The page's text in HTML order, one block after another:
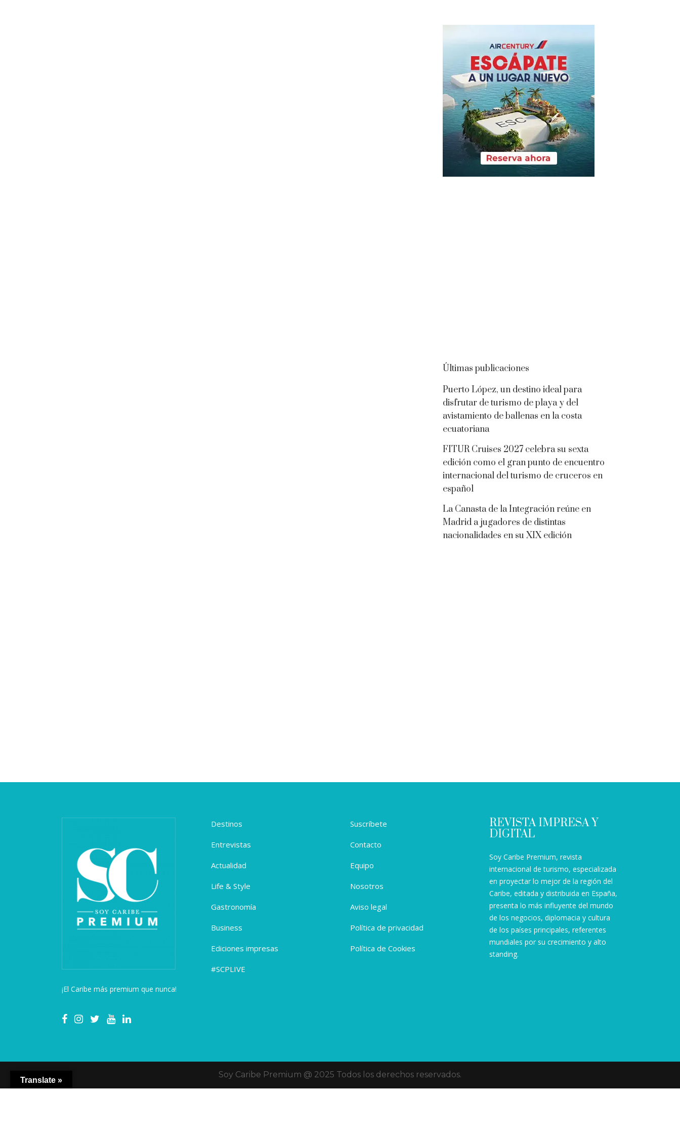
Últimas publicaciones
Puerto López, un destino ideal para
disfrutar de turismo de playa y del
avistamiento de ballenas en la costa
ecuatoriana
FITUR Cruises 2027 celebra su sexta
edición como el gran punto de encuentro
internacional del turismo de cruceros en
español
La Canasta de la Integración reúne en
Madrid a jugadores de distintas
nacionalidades en su XIX edición
¡El Caribe más premium que nunca!
Destinos
Entrevistas
Actualidad
Life & Style
Gastronomía
Business
Ediciones impresas
#SCPLIVE
Suscríbete
Contacto
Equipo
Nosotros
Aviso legal
Política de privacidad
Política de Cookies
REVISTA IMPRESA Y
DIGITAL
Soy Caribe Premium, revista
internacional de turismo, especializada
en proyectar lo mejor de la región del
Caribe, editada y distribuida en España,
presenta lo más influyente del mundo
de los negocios, diplomacia y cultura
de los países principales, referentes
mundiales por su crecimiento y alto
standing.
Soy Caribe Premium @ 2025 Todos los derechos reservados.
Translate »